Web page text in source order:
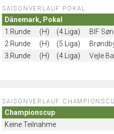
SAISONVERLAUF POKAL:
Dänemark, Pokal
1.Runde
(H) (4.Liga) BIF
2.Runde
(H) (5.Liga)
3.Runde
(H) (4.Liga) Vejle
SAISONVERLAUF
Championscup
Keine Teilnahme